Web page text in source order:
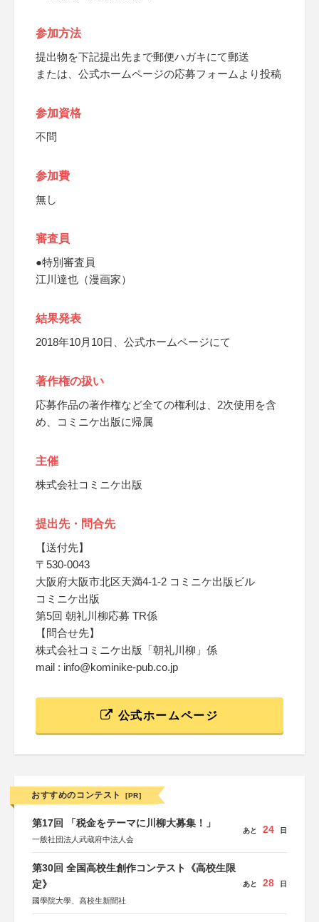
参加方法
提出物を下記提出先まで郵便ハガキにて郵送
または、公式ホームページの応募フォームより投稿
参加資格
不問
参加費
無し
審査員
●特別審査員
江川達也（漫画家）
結果発表
2018年10月10日、公式ホームページにて
著作権の扱い
応募作品の著作権など全ての権利は、2次使用を含
め、コミニケ出版に帰属
主催
株式会社コミニケ出版
提出先・問合先
【送付先】
〒530-0043
大阪府大阪市北区天満4-1-2 コミニケ出版ビル
コミニケ出版
第5回 朝礼川柳応募 TR係
【問合せ先】
株式会社コミニケ出版「朝礼川柳」係
mail : info@kominike-pub.co.jp
公式ホームページ
おすすめのコンテスト [PR]
第17回 「税金をテーマに川柳大募集！」
一般社団法人武蔵府中法人会
あと 24 日
第30回 全国高校生創作コンテスト《高校生限
定》
國學院大學、高校生新聞社
あと 28 日